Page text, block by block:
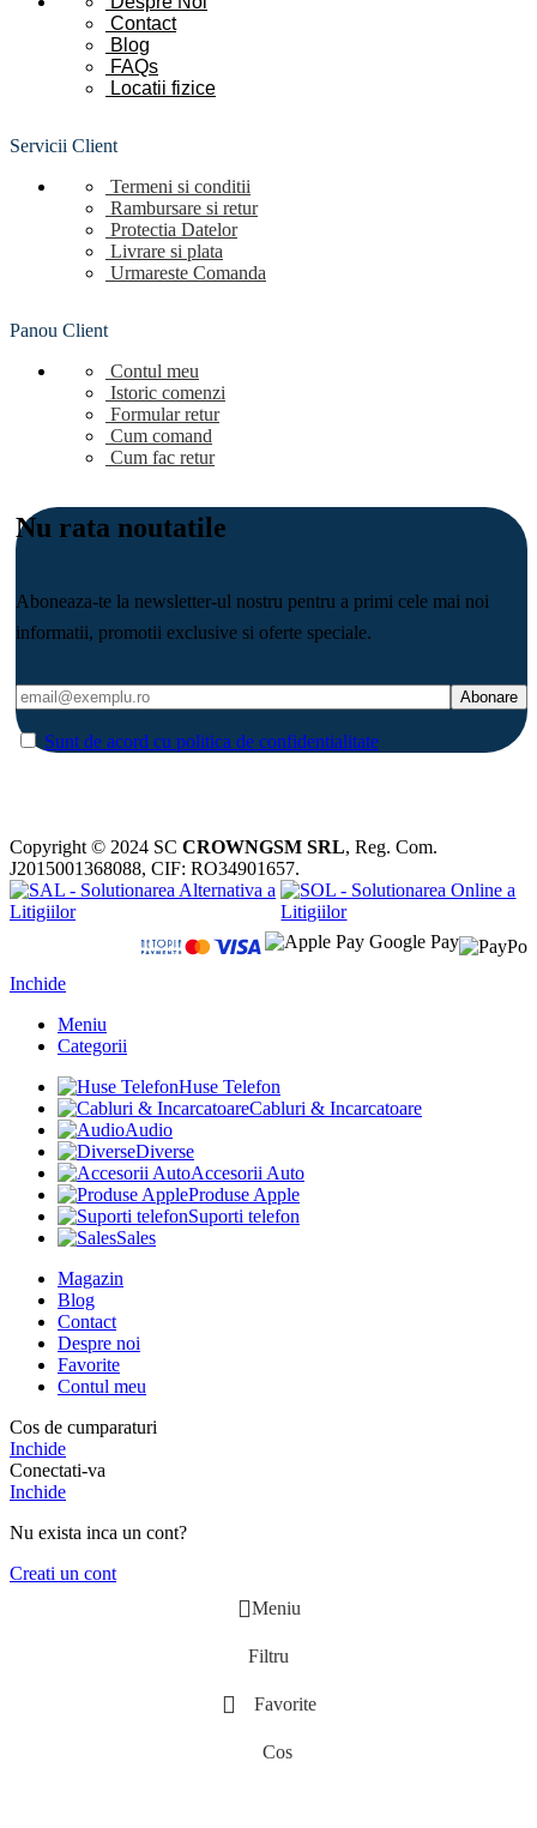
Contact
Blog
FAQs
Locatii fizice
Servicii Client
Termeni si conditii
Rambursare si retur
Protectia Datelor
Livrare si plata
Urmareste Comanda
Panou Client
Contul meu
Istoric comenzi
Formular retur
Cum comand
Cum fac retur
Nu rata noutatile
Aboneaza-te la newsletter-ul nostru pentru a primi cele mai noi
informatii, promotii exclusive si oferte speciale.
Sunt de acord cu politica de confidentialitate
Copyright © 2024 SC CROWNGSM SRL, Reg. Com.
J2015001368088, CIF: RO34901657.
Inchide
Meniu
Categorii
Huse Telefon
Cabluri & Incarcatoare
Audio
Diverse
Accesorii Auto
Produse Apple
Suporti telefon
Sales
Magazin
Blog
Contact
Despre noi
Favorite
Contul meu
Cos de cumparaturi
Inchide
Conectati-va
Inchide
Nu exista inca un cont?
Creati un cont
Meniu
Filtru
Favorite
Cos